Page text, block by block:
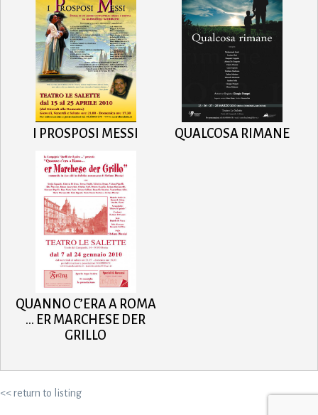
I PROSPOSI MESSI QUALCOSA RIMANE
QUANNO C’ERA A ROMA
… ER MARCHESE DER
GRILLO
<< return to listing